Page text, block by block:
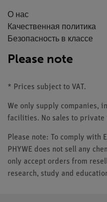
О нас
Качественная политика
Безопасность в классе
Please note
* Prices subject to VAT.
We only supply companies,
facilities. No sales to
Please note: To comply with
PHYWE does not sell any
only accept orders from
research, study and